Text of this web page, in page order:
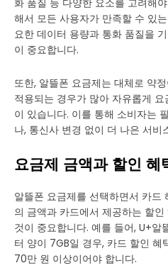
해서 모든 사용자가 만족할 수 있
요한 데이터 용량과 통화 품질을
이 중요합니다.
또한, 알뜰폰 요금제는 대체로 약
적용되는 경우가 많아 자유롭게
이 있습니다. 이를 통해 소비자는
나, 통신사 변경 없이 더 나은 서비
요금제 금액과 할인 혜
알뜰폰 요금제를 선택하면서 카드
의 금액과 카드에서 제공하는 할
것이 중요합니다. 예를 들어, U+알
터 양이 7GB일 경우, 카드 할인 혜
70만 원 이상이어야 합니다.